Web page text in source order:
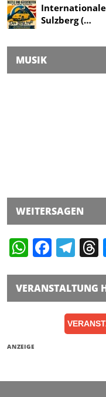
Sulzberg (…
MUSIK
WEITERSAGEN
VERANSTALTUNG
ANZEIGE